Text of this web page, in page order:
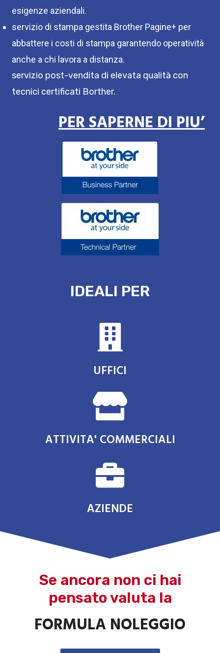
esigenze aziendali.
servizio di stampa gestita Brother Pagine+ per
abbattere i costi di stampa garantendo operatività
anche a chi lavora a distanza.
servizio post-vendita di elevata qualità con
tecnici certificati Borther.
PER SAPERNE DI PIU’
IDEALI PER
UFFICI
ATTIVITA' COMMERCIALI
AZIENDE
Se ancora non ci hai
pensato valuta la
FORMULA NOLEGGIO